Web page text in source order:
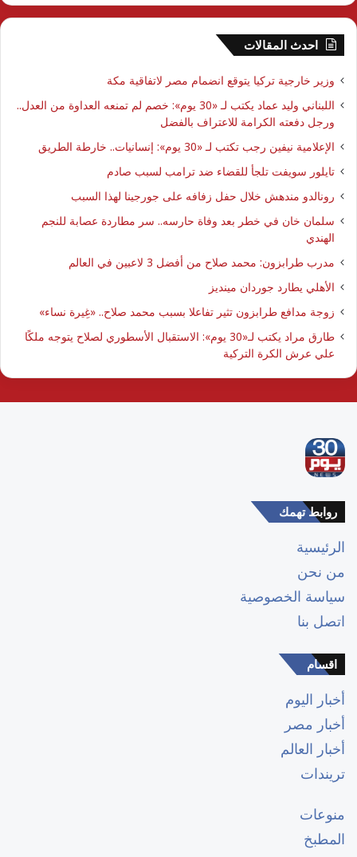
احدث المقالات
وزير خارجية تركيا يتوقع انضمام مصر لاتفاقية مكة
اللبناني وليد عماد يكتب لـ «30 يوم»: خصم لم تمنعه العداوة من العدل..
ورجل دفعته الكرامة للاعتراف بالفضل
الإعلامية نيفين رجب تكتب لـ «30 يوم»: إنسانيات.. خارطة الطريق
تايلور سويفت تلجأ للقضاء ضد ترامب لسبب صادم
رونالدو مندهش خلال حفل زفافه على جورجينا لهذا السبب
سلمان خان في خطر بعد وفاة حارسه.. سر مطاردة عصابة للنجم
الهندي
مدرب طرابزون: محمد صلاح من أفضل 3 لاعبين في العالم
الأهلي يطارد جوردان مينديز
زوجة مدافع طرابزون تثير تفاعلا بسبب محمد صلاح.. «غِيرة نساء»
طارق مراد يكتب لـ«30 يوم»: الاستقبال الأسطوري لصلاح يتوجه ملكًا
علي عرش الكرة التركية
روابط تهمك
الرئيسية
من نحن
سياسة الخصوصية
اتصل بنا
اقسام
أخبار اليوم
أخبار مصر
أخبار العالم
تريندات
منوعات
المطبخ